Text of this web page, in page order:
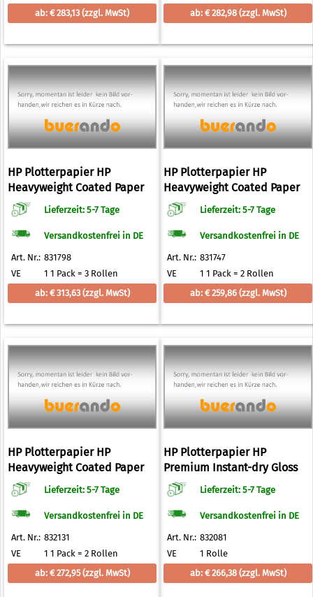
ab: € 283,13(zzgl. MwSt)
ab: € 282,98 (zzgl. MwSt)
HP Plotterpapier HP
Heavyweight Coated Paper
130 g/qm 1067,0 mm x 30,5 m
Lieferzeit: 5-7 Tage
Versandkostenfrei in DE
Art. Nr.: 831798
VE
1 1 Pack = 3 Rollen
ab: € 313,63(zzgl. MwSt)
HP Plotterpapier HP
Heavyweight Coated Paper
130 g/qm 1372,0 mm x 30,5 m
Lieferzeit: 5-7 Tage
Versandkostenfrei in DE
Art. Nr.: 831747
VE
1 1 Pack = 2 Rollen
ab: € 259,86 (zzgl. MwSt)
HP Plotterpapier HP
Heavyweight Coated Paper
130 g/qm 1524,0 mm x 30,5 m
Lieferzeit: 5-7 Tage
Versandkostenfrei in DE
Art. Nr.: 832131
VE
1 1 Pack = 2 Rollen
ab: € 272,95(zzgl. MwSt)
HP Plotterpapier HP
Premium Instant-dry Gloss
Photo Paper 260 g/qm 1067,0
mm x 30,5 m
Lieferzeit: 5-7 Tage
Versandkostenfrei in DE
Art. Nr.: 832081
VE
1 Rolle
ab: € 266,38 (zzgl. MwSt)